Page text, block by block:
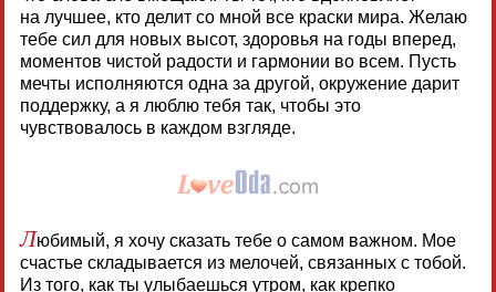
на лучшее, кто делит со мной все краски мира. Желаю
тебе сил для новых высот, здоровья на годы вперед,
моментов чистой радости и гармонии во всем. Пусть
мечты исполняются одна за другой, окружение дарит
поддержку, а я люблю тебя так, чтобы это
чувствовалось в каждом взгляде.
Любимый, я хочу сказать тебе о самом важном. Мое
счастье складывается из мелочей, связанных с тобой.
Из того, как ты улыбаешься утром, как крепко